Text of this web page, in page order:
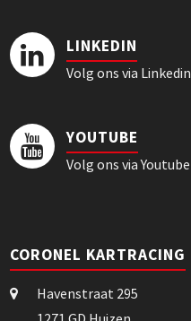
LINKEDIN
Volg ons via Linkedin
YOUTUBE
Volg ons via Youtube
CORONEL KARTRACING
Havenstraat 295